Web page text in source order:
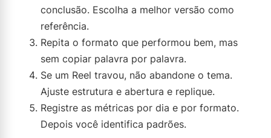
conclusão. Escolha a melhor versão como
referência.
Repita o formato que performou bem, mas
sem copiar palavra por palavra.
Se um Reel travou, não abandone o tema.
Ajuste estrutura e abertura e replique.
Registre as métricas por dia e por formato.
Depois você identifica padrões.